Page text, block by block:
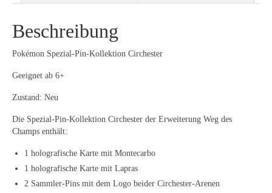
Beschreibung
Pokémon Spezial-Pin-Kollektion Circhester
Geeignet ab 6+
Zustand: Neu
Die Spezial-Pin-Kollektion Circhester der Erweiterung Weg des
Champs enthält:
1 holografische Karte mit Montecarbo
1 holografische Karte mit Lapras
2 Sammler-Pins mit dem Logo beider Circhester-Arenen